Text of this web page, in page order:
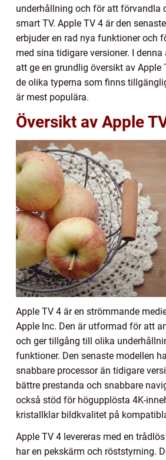
underhållning och för att förvandla
smart TV. Apple TV 4 är den
erbjuder en rad nya funktioner och
med sina tidigare versioner. I
att ge en grundlig översikt av Apple
de olika typerna som finns
är mest populära.
Översikt av Apple
Apple TV 4 är en strömmande
Apple Inc. Den är utformad för att
och ger tillgång till olika
funktioner. Den senaste modellen
snabbare processor än tidigare
bättre prestanda och snabbare
också stöd för högupplösta 4K-
kristallklar bildkvalitet på
Apple TV 4 levereras med en
har en pekskärm och röststyrning.